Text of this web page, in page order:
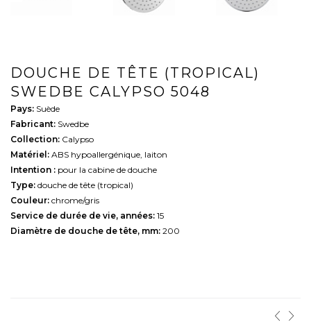
DOUCHE DE TÊTE (TROPICAL)
SWEDBE CALYPSO 5048
Pays: Suède
Fabricant: Swedbe
Collection: Calypso
Matériel: ABS hypoallergénique, laiton
Intention : pour la cabine de douche
Type: douche de tête (tropical)
Couleur: chrome/gris
Service de durée de vie, années: 15
Diamètre de douche de tête, mm: 200